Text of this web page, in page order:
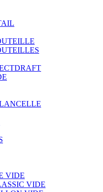
VIDE
VIDE